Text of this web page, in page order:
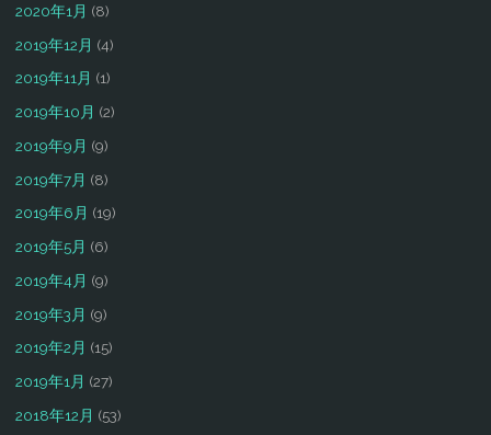
2020年1月 (8)
2019年12月 (4)
2019年11月 (1)
2019年10月 (2)
2019年9月 (9)
2019年7月 (8)
2019年6月 (19)
2019年5月 (6)
2019年4月 (9)
2019年3月 (9)
2019年2月 (15)
2019年1月 (27)
2018年12月 (53)